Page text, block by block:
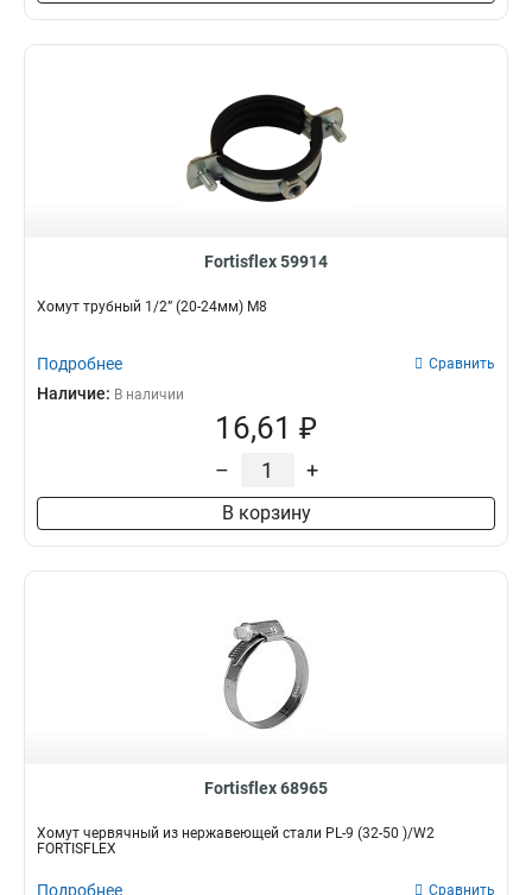
Fortisflex 59914
Хомут трубный 1/2” (20-24мм) М8
Подробнее Сравнить
Наличие: В наличии
16,61 ₽
– +
В корзину
Fortisflex 68965
Хомут червячный из нержавеющей стали PL-9 (32-50 )/W2
FORTISFLEX
Подробнее Сравнить